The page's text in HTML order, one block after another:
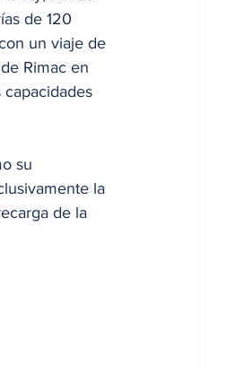
de 120
un viaje de
Rimac en
su
la
de la